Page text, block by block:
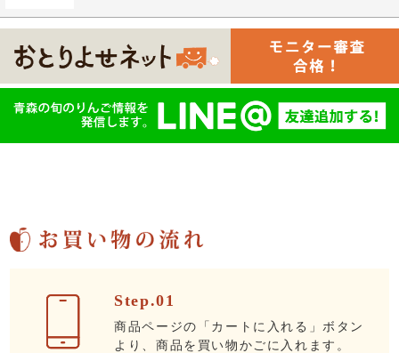
Step.01
商品ページの「カートに入れる」ボタン
より、商品を買い物かごに入れます。